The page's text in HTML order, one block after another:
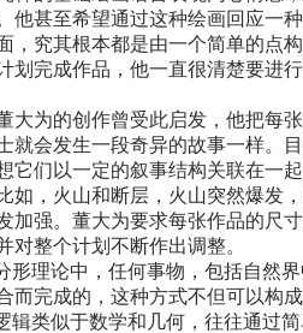
甚至希望通过这种绘画回应一
究其根本都是由一个简单的点
完成作品，他一直很清楚要进
为的创作曾受此启发，他把每
会发生一段奇异的故事一样。
们以一定的叙事结构关联在一
，火山和断层，火山突然爆发
强。董大为要求每张作品的尺
整个计划不断作出调整。
理论中，任何事物，包括自然
完成的，这种方式不但可以构
类似于数学和几何，往往通过